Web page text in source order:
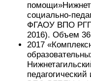
социально-
ФГАОУ ВПО
2016). Объем
2017